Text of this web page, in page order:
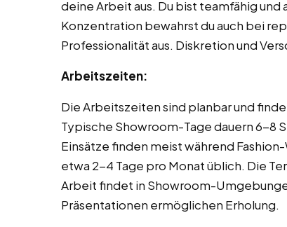
deine Arbeit aus. Du bist teamfähig
Konzentration bewahrst du auch bei
Professionalität aus. Diskretion und
Arbeitszeiten:
Die Arbeitszeiten sind planbar und
Typische Showroom-Tage dauern 6-8
Einsätze finden meist während
etwa 2-4 Tage pro Monat üblich. Die
Arbeit findet in Showroom-
Präsentationen ermöglichen Erholung.